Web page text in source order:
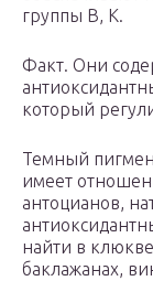
группы В, К.
Факт. Они
который
Темный
имеет
антоцианов,
найти в
баклажанах,